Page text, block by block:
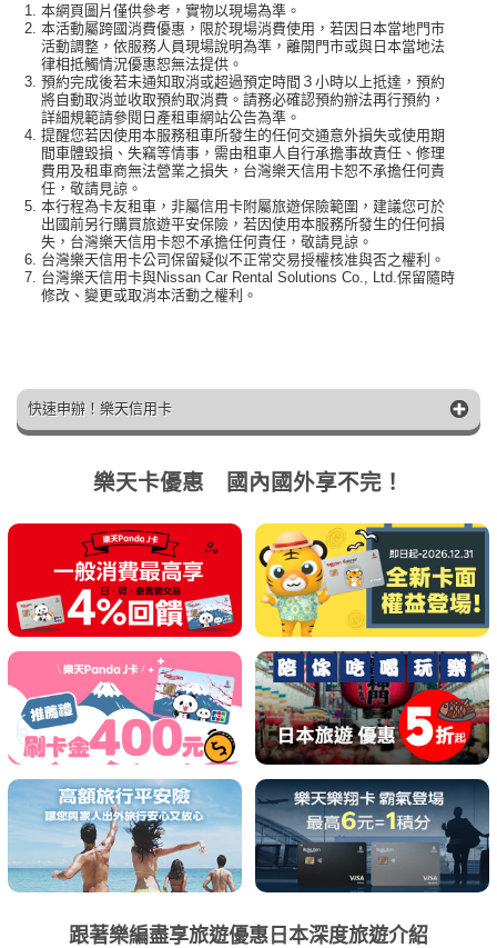
本網頁圖片僅供參考，實物以現場為準。
本活動屬跨國消費優惠，限於現場消費使用，若因日本當地門市
活動調整，依服務人員現場說明為準，離開門市或與日本當地法
律相抵觸情況優惠恕無法提供。
預約完成後若未通知取消或超過預定時間３小時以上抵達，預約
將自動取消並收取預約取消費。請務必確認預約辦法再行預約，
詳細規範請參閱日產租車網站公告為準。
提醒您若因使用本服務租車所發生的任何交通意外損失或使用期
間車體毀損、失竊等情事，需由租車人自行承擔事故責任、修理
費用及租車商無法營業之損失，台灣樂天信用卡恕不承擔任何責
任，敬請見諒。
本行程為卡友租車，非屬信用卡附屬旅遊保險範圍，建議您可於
出國前另行購買旅遊平安保險，若因使用本服務所發生的任何損
失，台灣樂天信用卡恕不承擔任何責任，敬請見諒。
台灣樂天信用卡公司保留疑似不正常交易授權核准與否之權利。
台灣樂天信用卡與Nissan Car Rental Solutions Co., Ltd.保留隨時
修改、變更或取消本活動之權利。
快速申辦！樂天信用卡
樂天卡優惠 國內國外享不完！
跟著樂編盡享旅遊優惠日本深度旅遊介紹